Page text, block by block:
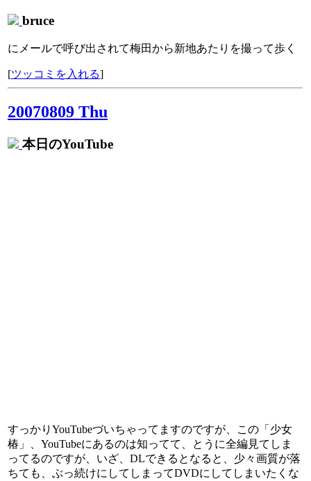
bruce
にメールで呼び出されて梅田から新地あたりを撮って歩く
[ツッコミを入れる]
20070809 Thu
本日のYouTube
すっかりYouTubeづいちゃってますのですが、この「少女
椿」、YouTubeにあるのは知ってて、とうに全編見てしま
ってるのですが、いざ、DLできるとなると、少々画質が落
ちても、ぶっ続けにしてしまってDVDにしてしまいたくな